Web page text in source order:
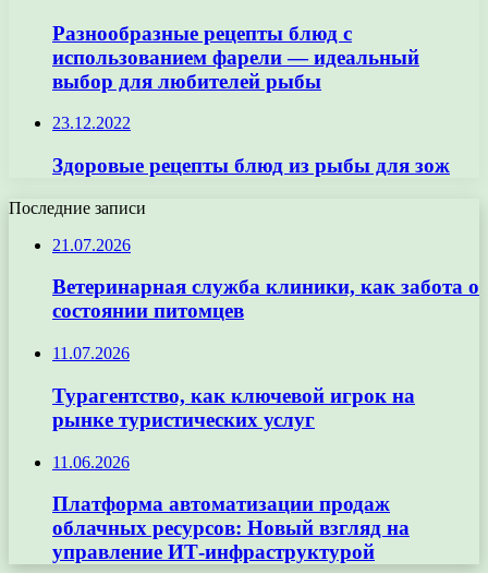
Разнообразные рецепты блюд с
использованием фарели — идеальный
выбор для любителей рыбы
23.12.2022
Здоровые рецепты блюд из рыбы для зож
Последние записи
21.07.2026
Ветеринарная служба клиники, как забота о
состоянии питомцев
11.07.2026
Турагентство, как ключевой игрок на
рынке туристических услуг
11.06.2026
Платформа автоматизации продаж
облачных ресурсов: Новый взгляд на
управление ИТ-инфраструктурой